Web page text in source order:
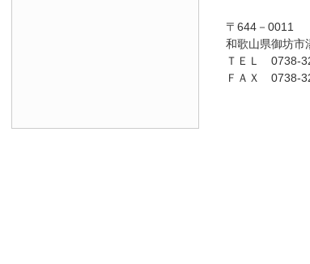
〒644－0011
和歌山県御坊市
ＴＥＬ 0738-
ＦＡＸ 0738-